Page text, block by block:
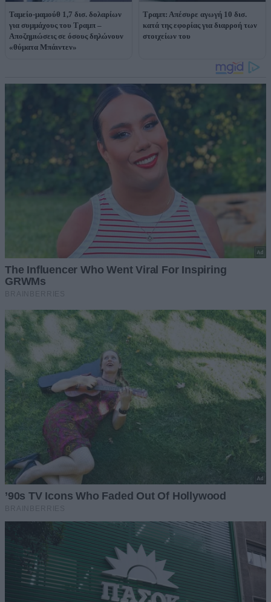
Ταμείο-μαμούθ 1,7 δισ. δολαρίων
για συμμάχους του Τραμπ –
Αποζημιώσεις σε όσους δηλώνουν
«θύματα Μπάιντεν»
Τραμπ: Απέσυρε αγωγή 10 δισ.
κατά της εφορίας για διαρροή των
στοιχείων του